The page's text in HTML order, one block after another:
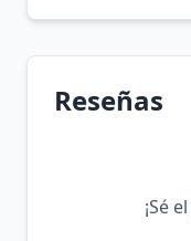
Reseñas
¡Sé